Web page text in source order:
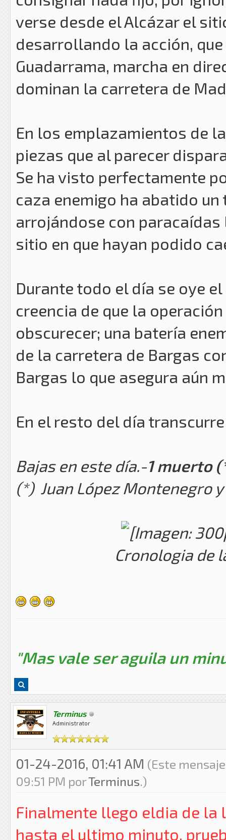
verse desde el Alcázar el
desarrollando la acción,
Guadarrama, marcha en
dominan la carretera de
En los emplazamientos de
piezas que al parecer
Se ha visto perfectamente
caza enemigo ha abatido
arrojándose con
sitio en que hayan podido
Durante todo el día se oye
creencia de que la
obscurecer; una batería
de la carretera de Bargas
Bargas lo que asegura aún
En el resto del día
Bajas en este día.-1 muerto
(*) Juan López Montenegro
Cronologia de
"Mas vale ser aguila un
Terminus
Administrator
01-24-2016, 01:41 AM (Este
09:51 PM porTerminus.)
Finalmente llego eldia de la
hasta el ultimo minuto,